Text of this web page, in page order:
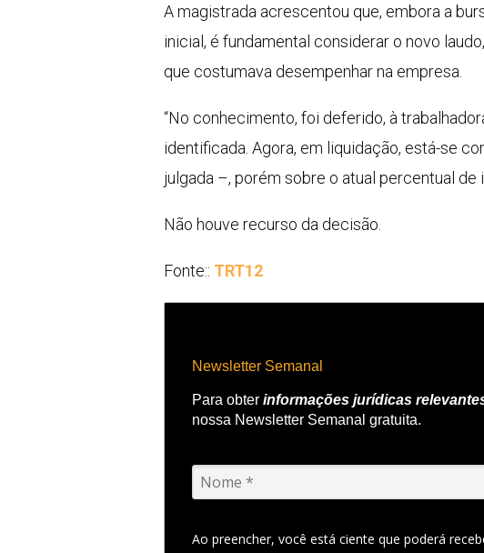
A magistrada acrescentou que, embora a
inicial, é fundamental considerar o novo
que costumava desempenhar na empresa.
“No conhecimento, foi deferido, à
identificada. Agora, em liquidação, está-se
julgada –, porém sobre o atual percentual de
Não houve recurso da decisão.
Fonte:: TRT12
Newsletter Semanal
Para obter informações jurídicas
nossa Newsletter Semanal gratuita.
Ao preencher, você está ciente que poderá